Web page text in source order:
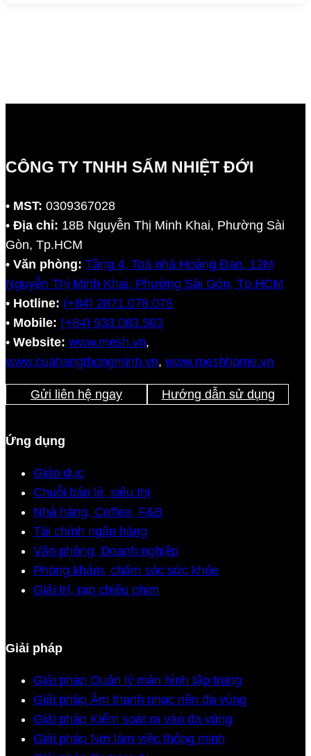
CÔNG TY TNHH SẤM NHIỆT ĐỚI
• MST: 0309367028
• Địa chỉ: 18B Nguyễn Thị Minh Khai, Phường Sài
Gòn, Tp.HCM
• Văn phòng: Tầng 4, Toà nhà Hoàng Đan, 12M
Nguyễn Thị Minh Khai, Phường Sài Gòn, Tp.HCM
• Hotline: (+84) 2871.078.078
• Mobile: (+84) 933.083.503
• Website: www.mesh.vn,
www.cuahangthongminh.vn, www.meshhome.vn
Gửi liên hệ ngay Hướng dẫn sử dụng
Ứng dụng
Giáo dục
Chuỗi bán lẻ, siêu thị
Nhà hàng, Coffee, F&B
Tài chính ngân hàng
Văn phòng, Doanh nghiệp
Phòng khám, chăm sóc sức khỏe
Giải trí, rạp chiếu phim
Giải pháp
Giải pháp Quản lý màn hình tập trung
Giải pháp Âm thanh nhạc nền đa vùng
Giải pháp Kiểm soát ra vào đa vùng
Giải pháp Nơi làm việc thông minh